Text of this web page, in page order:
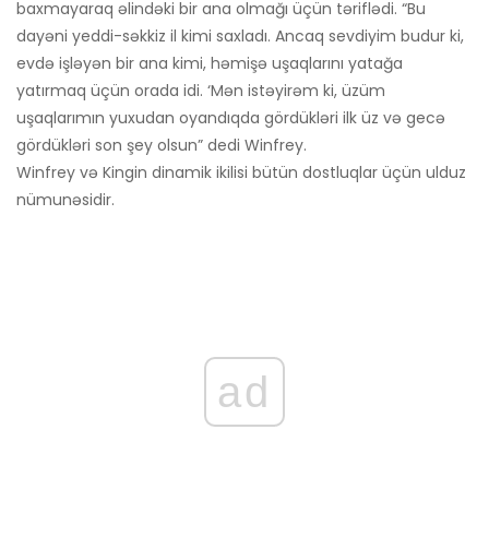
baxmayaraq əlindəki bir ana olmağı üçün təriflədi. “Bu
dayəni yeddi-səkkiz il kimi saxladı. Ancaq sevdiyim budur ki,
evdə işləyən bir ana kimi, həmişə uşaqlarını yatağa
yatırmaq üçün orada idi. ‘Mən istəyirəm ki, üzüm
uşaqlarımın yuxudan oyandıqda gördükləri ilk üz və gecə
gördükləri son şey olsun” dedi Winfrey.
Winfrey və Kingin dinamik ikilisi bütün dostluqlar üçün ulduz
nümunəsidir.
ad